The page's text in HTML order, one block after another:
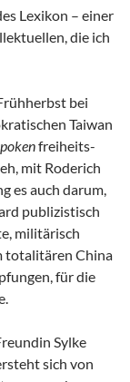
Lexikon – einer
die ich
bei
Taiwan
freiheits-
mit Roderich
es auch darum,
publizistisch
militärisch
totalitären China
für die
Sylke
sich von